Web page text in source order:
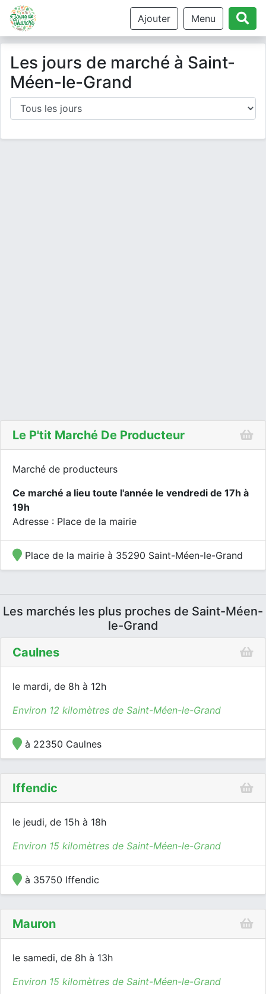
Ajouter Menu
Les jours de marché à Saint-
Méen-le-Grand
Le P'tit Marché De Producteur
Marché de producteurs
Ce marché a lieu toute l'année le vendredi de 17h à
19h
Adresse : Place de la mairie
Place de la mairie à 35290 Saint-Méen-le-Grand
Les marchés les plus proches de Saint-Méen-
le-Grand
Caulnes
le mardi, de 8h à 12h
Environ 12 kilomètres de Saint-Méen-le-Grand
à 22350 Caulnes
Iffendic
le jeudi, de 15h à 18h
Environ 15 kilomètres de Saint-Méen-le-Grand
à 35750 Iffendic
Mauron
le samedi, de 8h à 13h
Environ 15 kilomètres de Saint-Méen-le-Grand